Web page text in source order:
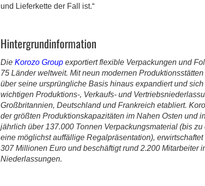
und Lieferkette der Fall ist.“
Hintergrundinformation
Die Korozo Groupexportiert flexible Verpackungen und
75 Länder weltweit. Mit neun modernen
über seine ursprüngliche Basis hinaus expandiert und
wichtigen Produktions-, Verkaufs- und
Großbritannien, Deutschland und Frankreich etabliert.
der größten Produktionskapazitäten im Nahen Osten und
jährlich über 137.000 Tonnen Verpackungsmaterial (bis zu
eine möglichst auffällige Regalpräsentation),
307 Millionen Euro und beschäftigt rund 2.200 Mitarbeiter
Niederlassungen.